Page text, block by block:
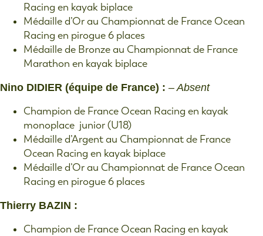
Racing en kayak biplace
Médaille d’Or au Championnat de France Ocean
Racing en pirogue 6 places
Médaille de Bronze au Championnat de France
Marathon en kayak biplace
Nino DIDIER (équipe de France) : – Absent
Champion de France Ocean Racing en kayak
monoplace junior (U18)
Médaille d’Argent au Championnat de France
Ocean Racing en kayak biplace
Médaille d’Or au Championnat de France Ocean
Racing en pirogue 6 places
Thierry BAZIN :
Champion de France Ocean Racing en kayak